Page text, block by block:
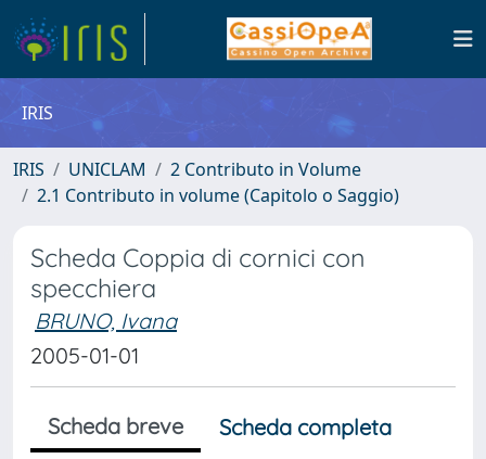
IRIS
IRIS UNICLAM
2 Contributo in Volume
2.1 Contributo in volume (Capitolo o Saggio)
Scheda Coppia di cornici con
specchiera
BRUNO, Ivana
2005-01-01
Scheda breve
Scheda completa